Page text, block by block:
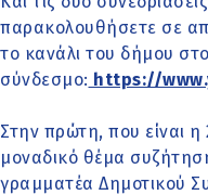
παρακολουθήσετε σε
το κανάλι του δήμου
σύνδεσμο: https://
Στην πρώτη, που είναι η
μοναδικό θέμα
γραμματέα Δημοτικού